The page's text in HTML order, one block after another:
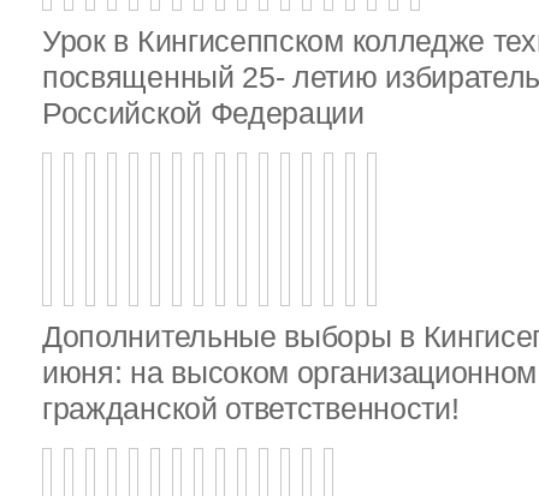
Урок в Кингисеппском колледже
посвященный 25- летию
Российской Федерации
Дополнительные выборы в
июня: на высоком
гражданской ответственности!